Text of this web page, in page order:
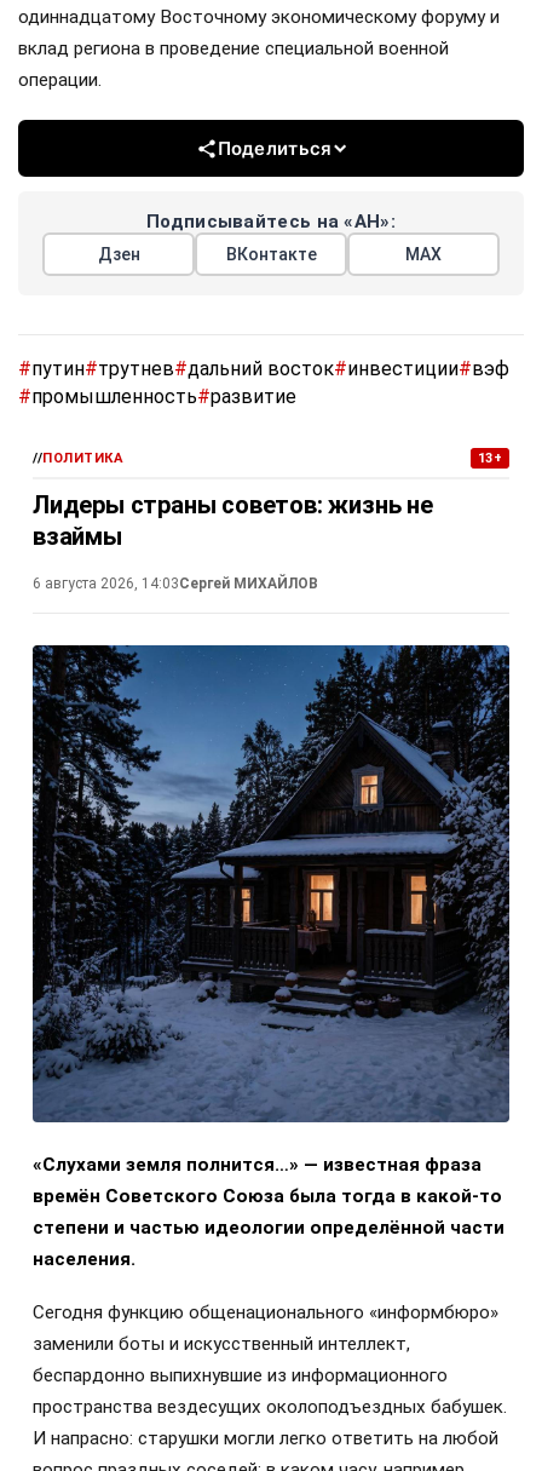
одиннадцатому Восточному экономическому форуму и
вклад региона в проведение специальной военной
операции.
Поделиться
Подписывайтесь на «АН»:
Дзен ВКонтакте МАХ
#путин#трутнев#дальний восток#инвестиции#вэф
#промышленность#развитие
//ПОЛИТИКА 13+
Лидеры страны советов: жизнь не
взаймы
6 августа 2026, 14:03Сергей МИХАЙЛОВ
«Слухами земля полнится…» — известная фраза
времён Советского Союза была тогда в какой-то
степени и частью идеологии определённой части
населения.
Сегодня функцию общенационального «информбюро»
заменили боты и искусственный интеллект,
беспардонно выпихнувшие из информационного
пространства вездесущих околоподъездных бабушек.
И напрасно: старушки могли легко ответить на любой